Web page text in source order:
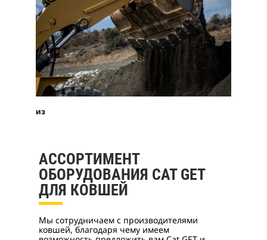
из
АССОРТИМЕНТ
ОБОРУДОВАНИЯ CAT GET
ДЛЯ КОВШЕЙ
Мы сотрудничаем с производителями
ковшей, благодаря чему имеем